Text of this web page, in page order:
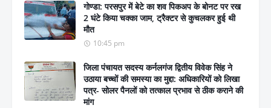
गोण्डा: परसपुर में बेटे का शव पिकअप के बोनट पर रख
2 घंटे किया चक्का जाम, ट्रैक्टर से कुचलकर हुई थी
मौत
10:45 pm
जिला पंचायत सदस्य कर्नलगंज द्वितीय विवेक सिंह ने
उठाया बच्चों की समस्या का मुद्दा: अधिकारियों को लिखा
पत्र- सोलर पैनलों को तत्काल प्रभाव से ठीक कराने की
मांग